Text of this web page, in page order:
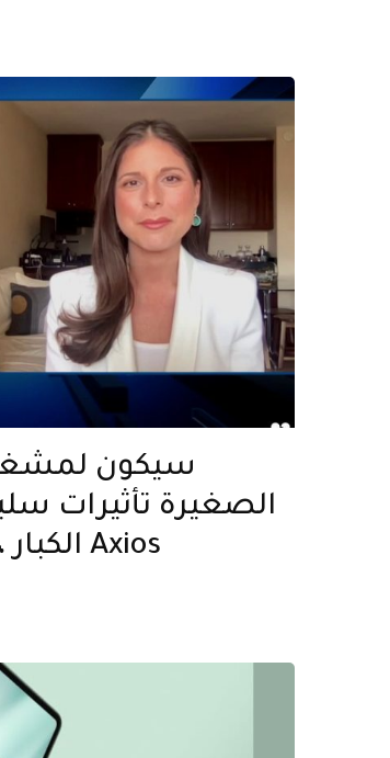
سيكون
الصغيرة تأثيرات
الكبار ، كما يقول فيشر من Axios